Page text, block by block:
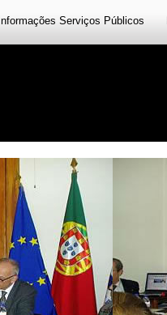
Informações Serviços Públicos